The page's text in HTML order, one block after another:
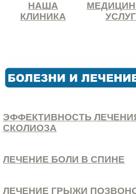
НАША
КЛИНИКА
ЭФФЕКТИВНОСТЬ
СКОЛИОЗА
ЛЕЧЕНИЕ БОЛИ В СПИНЕ
ЛЕЧЕНИЕ ГРЫЖИ